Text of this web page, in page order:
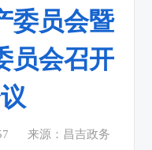
委员会暨
员会召开
来源：昌吉政务